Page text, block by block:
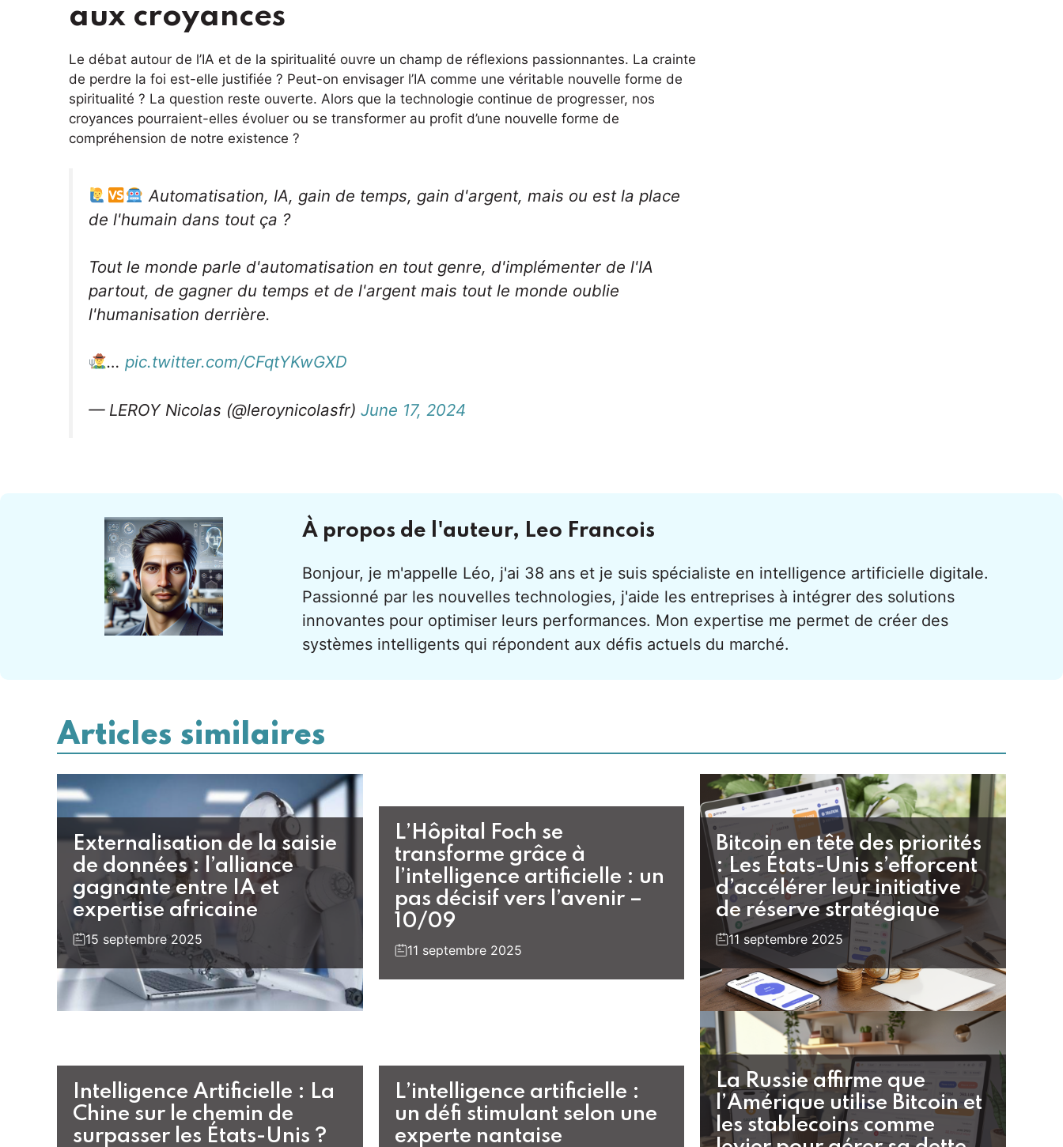
aux croyances
Le débat autour de l’IA et de la spiritualité ouvre un champ de réflexions passionnantes. La crainte
de perdre la foi est-elle justifiée ? Peut-on envisager l’IA comme une véritable nouvelle forme de
spiritualité ? La question reste ouverte. Alors que la technologie continue de progresser, nos
croyances pourraient-elles évoluer ou se transformer au profit d’une nouvelle forme de
compréhension de notre existence ?
Automatisation, IA, gain de temps, gain d'argent, mais ou est la place
de l'humain dans tout ça ?
Tout le monde parle d'automatisation en tout genre, d'implémenter de l'IA
partout, de gagner du temps et de l'argent mais tout le monde oublie
l'humanisation derrière.
…pic.twitter.com/CFqtYKwGXD
— LEROY Nicolas (@leroynicolasfr) June 17, 2024
À propos de l'auteur, Leo Francois
Bonjour, je m'appelle Léo, j'ai 38 ans et je suis spécialiste en intelligence artificielle digitale.
Passionné par les nouvelles technologies, j'aide les entreprises à intégrer des solutions
innovantes pour optimiser leurs performances. Mon expertise me permet de créer des
systèmes intelligents qui répondent aux défis actuels du marché.
Articles similaires
Externalisation de la saisie
de données : l’alliance
gagnante entre IA et
expertise africaine
15 septembre 2025
L’Hôpital Foch se
transforme grâce à
l’intelligence artificielle : un
pas décisif vers l’avenir –
10/09
11 septembre 2025
Bitcoin en tête des priorités
: Les États-Unis s’efforcent
d’accélérer leur initiative
de réserve stratégique
11 septembre 2025
Intelligence Artificielle : La
Chine sur le chemin de
surpasser les États-Unis ?
L’intelligence artificielle :
un défi stimulant selon une
experte nantaise
La Russie affirme que
l’Amérique utilise Bitcoin et
les stablecoins comme